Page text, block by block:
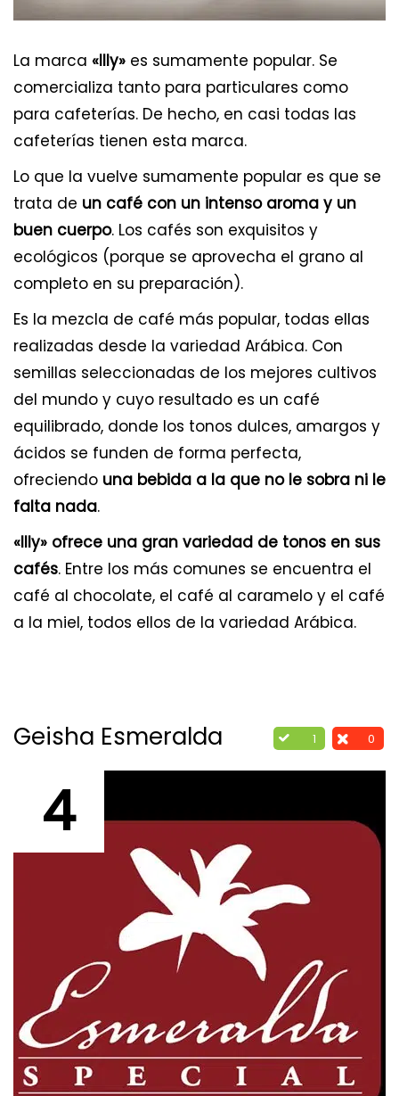
La marca «Illy» es sumamente popular. Se
comercializa tanto para particulares como
para cafeterías. De hecho, en casi todas las
cafeterías tienen esta marca.
Lo que la vuelve sumamente popular es que se
trata de un café con un intenso aroma y un
buen cuerpo. Los cafés son exquisitos y
ecológicos (porque se aprovecha el grano al
completo en su preparación).
Es la mezcla de café más popular, todas ellas
realizadas desde la variedad Arábica. Con
semillas seleccionadas de los mejores cultivos
del mundo y cuyo resultado es un café
equilibrado, donde los tonos dulces, amargos y
ácidos se funden de forma perfecta,
ofreciendo una bebida a la que no le sobra ni le
falta nada.
«Illy» ofrece una gran variedad de tonos en sus
cafés. Entre los más comunes se encuentra el
café al chocolate, el café al caramelo y el café
a la miel, todos ellos de la variedad Arábica.
1 0
Geisha Esmeralda
4